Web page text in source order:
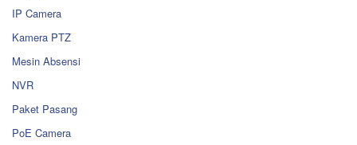
IP Camera
Kamera PTZ
Mesin Absensi
NVR
Paket Pasang
PoE Camera